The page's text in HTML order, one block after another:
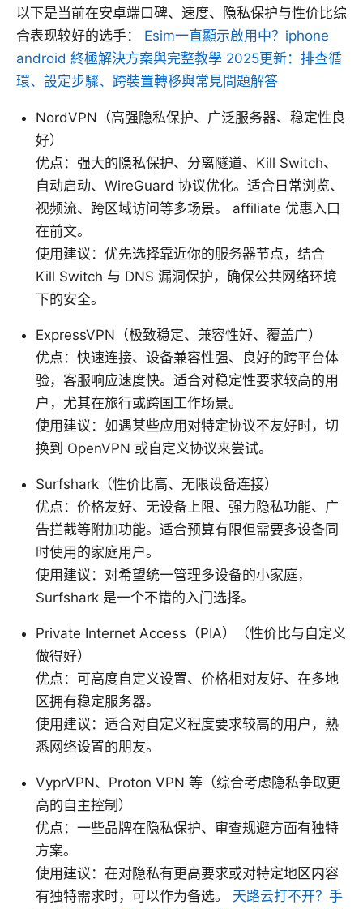
以下是当前在安卓端口碑、速度、隐私保护与性价比综
合表现较好的选手： Esim一直顯示啟用中？iphone
android 終極解決方案與完整教學 2025更新：排查循
環、設定步驟、跨裝置轉移與常見問題解答
NordVPN（高强隐私保护、广泛服务器、稳定性良
好）
优点：强大的隐私保护、分离隧道、Kill Switch、
自动启动、WireGuard 协议优化。适合日常浏览、
视频流、跨区域访问等多场景。 affiliate 优惠入口
在前文。
使用建议：优先选择靠近你的服务器节点，结合
Kill Switch 与 DNS 漏洞保护，确保公共网络环境
下的安全。
ExpressVPN（极致稳定、兼容性好、覆盖广）
优点：快速连接、设备兼容性强、良好的跨平台体
验，客服响应速度快。适合对稳定性要求较高的用
户，尤其在旅行或跨国工作场景。
使用建议：如遇某些应用对特定协议不友好时，切
换到 OpenVPN 或自定义协议来尝试。
Surfshark（性价比高、无限设备连接）
优点：价格友好、无设备上限、强力隐私功能、广
告拦截等附加功能。适合预算有限但需要多设备同
时使用的家庭用户。
使用建议：对希望统一管理多设备的小家庭，
Surfshark 是一个不错的入门选择。
Private Internet Access（PIA）（性价比与自定义
做得好）
优点：可高度自定义设置、价格相对友好、在多地
区拥有稳定服务器。
使用建议：适合对自定义程度要求较高的用户，熟
悉网络设置的朋友。
VyprVPN、Proton VPN 等（综合考虑隐私争取更
高的自主控制）
优点：一些品牌在隐私保护、审查规避方面有独特
方案。
使用建议：在对隐私有更高要求或对特定地区内容
有独特需求时，可以作为备选。 天路云打不开？手